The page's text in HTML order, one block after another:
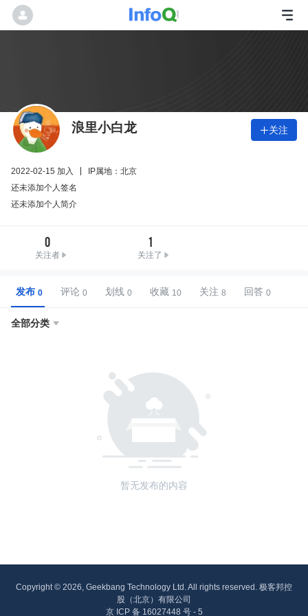
浪里小白龙 关注
2022-02-15 加入
IP属地：北京
还未添加个人签名
还未添加个人简介
0
关注者
1
关注了
发布 评论 划线 收藏 关注 回答
全部分类 
暂无发布的内容
Copyright © 2026, Geekbang Technology Ltd. All rights reserved. 极客邦控
股（北京）有限公司
京 ICP 备 16027448 号 - 5